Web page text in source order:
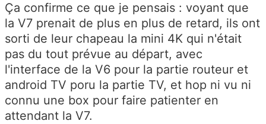
Ça confirme ce que je pensais : voyant que
la V7 prenait de plus en plus de retard, ils ont
sorti de leur chapeau la mini 4K qui n'était
pas du tout prévue au départ, avec
l'interface de la V6 pour la partie routeur et
android TV poru la partie TV, et hop ni vu ni
connu une box pour faire patienter en
attendant la V7.